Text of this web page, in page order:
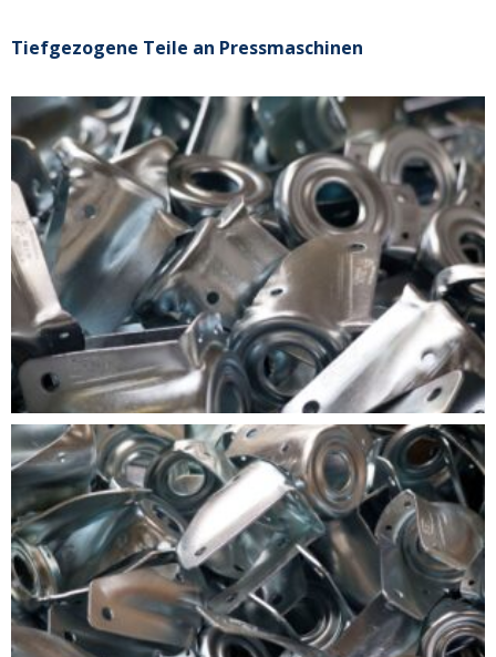
Tiefgezogene Teile an Pressmaschinen